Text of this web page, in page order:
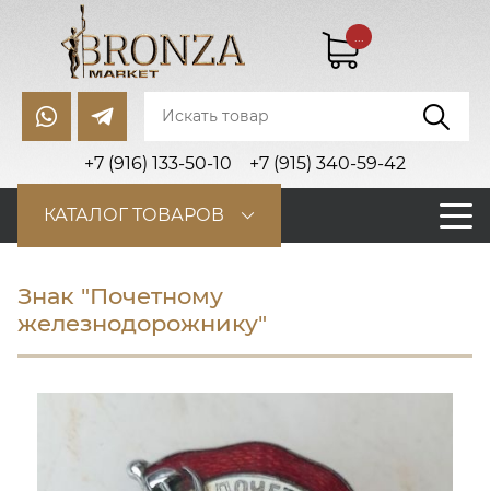
+7 (916) 133-50-10 +7 (915) 340-59-42
...
КАТАЛОГ ТОВАРОВ
Знак "Почетному
железнодорожнику"